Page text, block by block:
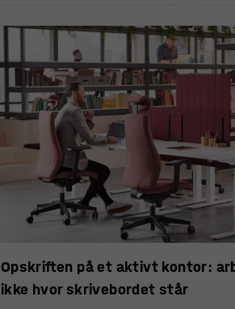
Opskriften på et aktivt kontor:
ikke hvor skrivebordet står